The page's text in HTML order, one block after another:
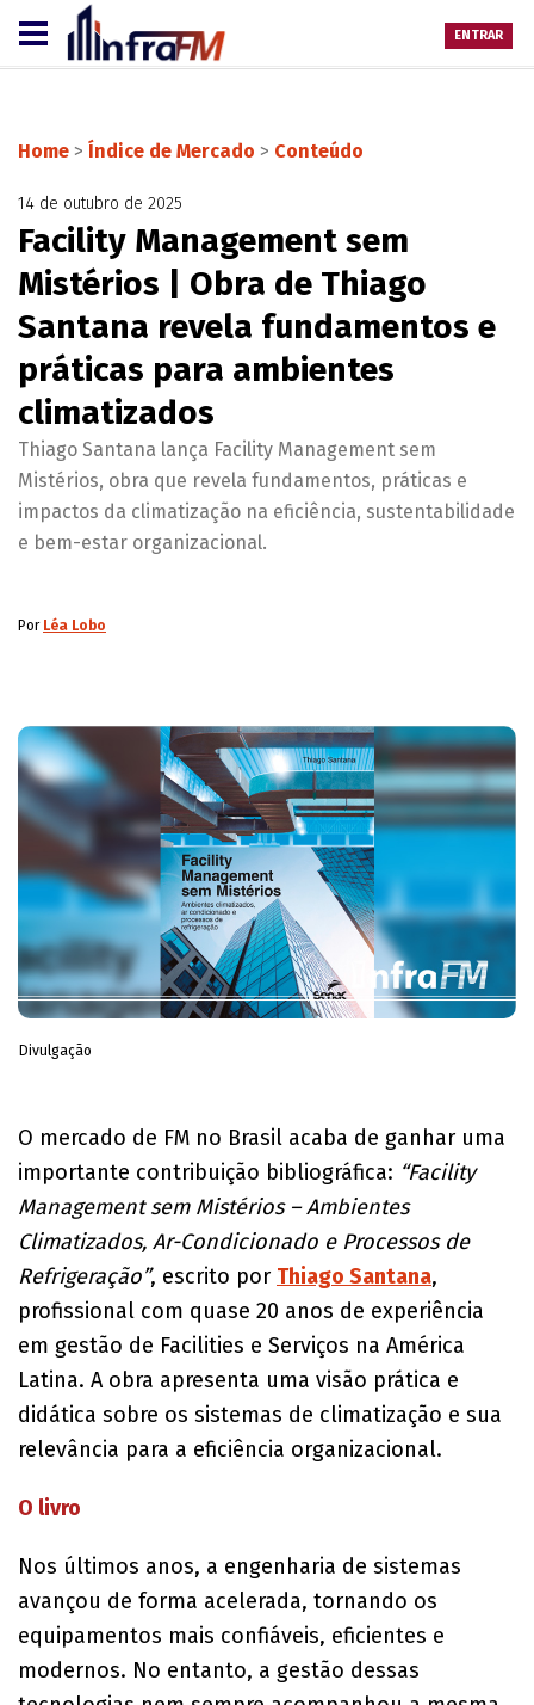
ENTRAR
Home > Índice de Mercado > Conteúdo
14 de outubro de 2025
Facility Management sem
Mistérios | Obra de Thiago
Santana revela fundamentos e
práticas para ambientes
climatizados
Thiago Santana lança Facility Management sem
Mistérios, obra que revela fundamentos, práticas e
impactos da climatização na eficiência, sustentabilidade
e bem-estar organizacional.
Por Léa Lobo
Divulgação
O mercado de FM no Brasil acaba de ganhar uma
importante contribuição bibliográfica: “Facility
Management sem Mistérios – Ambientes
Climatizados, Ar-Condicionado e Processos de
Refrigeração”, escrito por Thiago Santana,
profissional com quase 20 anos de experiência
em gestão de Facilities e Serviços na América
Latina. A obra apresenta uma visão prática e
didática sobre os sistemas de climatização e sua
relevância para a eficiência organizacional.
O livro
Nos últimos anos, a engenharia de sistemas
avançou de forma acelerada, tornando os
equipamentos mais confiáveis, eficientes e
modernos. No entanto, a gestão dessas